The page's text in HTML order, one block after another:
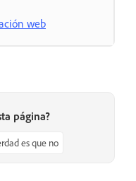
web
página?
es que no